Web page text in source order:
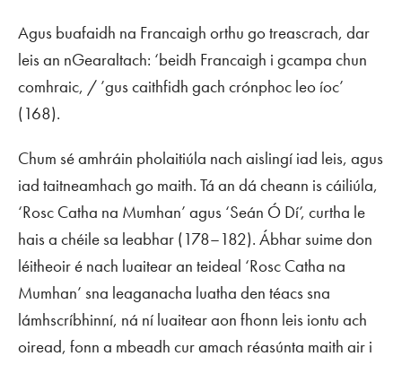
Agus buafaidh na Francaigh orthu go treascrach, dar
leis an nGearaltach: ‘beidh Francaigh i gcampa chun
comhraic, / ’gus caithfidh gach crónphoc leo íoc’
(168).
Chum sé amhráin pholaitiúla nach aislingí iad leis, agus
iad taitneamhach go maith. Tá an dá cheann is cáiliúla,
‘Rosc Catha na Mumhan’ agus ‘Seán Ó Dí’, curtha le
hais a chéile sa leabhar (178–182). Ábhar suime don
léitheoir é nach luaitear an teideal ‘Rosc Catha na
Mumhan’ sna leaganacha luatha den téacs sna
lámhscríbhinní, ná ní luaitear aon fhonn leis iontu ach
oiread, fonn a mbeadh cur amach réasúnta maith air i